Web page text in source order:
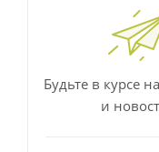
Будьте в курсе
и